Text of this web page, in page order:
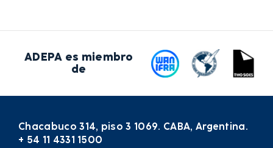
ADEPA es miembro
de
Chacabuco 314, piso 3 1069. CABA, Argentina.
+ 54 11 4331 1500